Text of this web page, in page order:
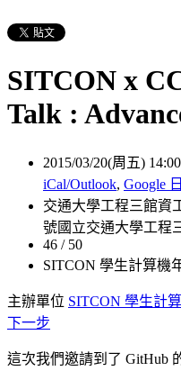
SITCON x
Talk :
2015/03/20(周五)
iCal/Outlook, Google
交通大學工程三館資
號國立交通大學工程
46 / 50
SITCON 學生計算機
主辦單位 SITCON 學生計
下一步
這次我們邀請到了 GitHub